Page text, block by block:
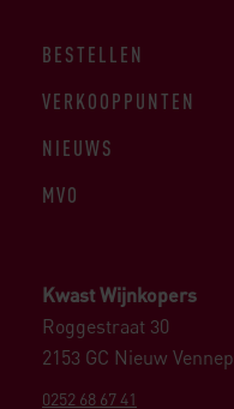
Kwast Wijnkopers
Roggestraat 30
2153 GC Nieuw Vennep
0252 68 67 41
BESTELLEN
VERKOOPPUNTEN
NIEUWS
MVO